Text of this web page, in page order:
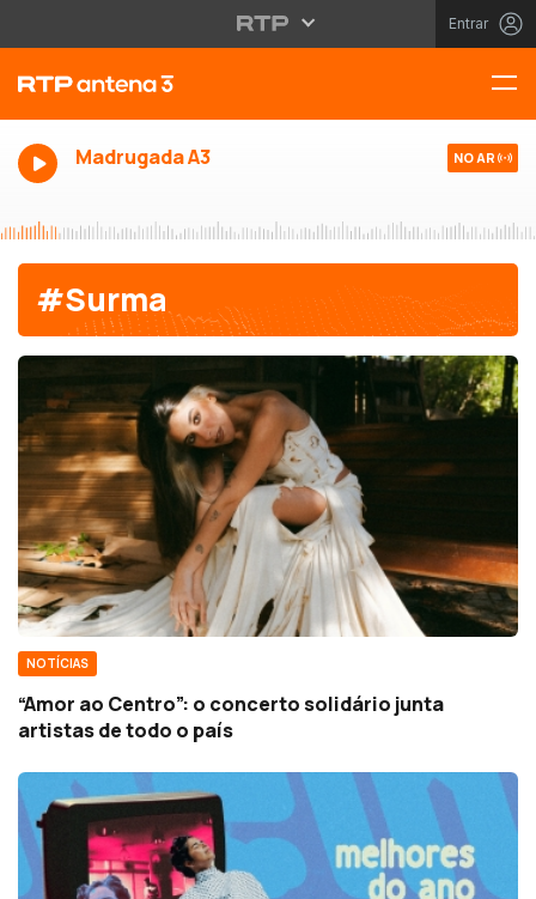
Entrar
Madrugada A3 NO AR
#Surma
NOTÍCIAS
“Amor ao Centro”: o concerto solidário junta
artistas de todo o país